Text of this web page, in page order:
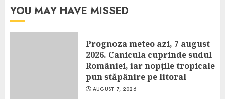
YOU MAY HAVE MISSED
Prognoza meteo azi, 7 august
2026. Canicula cuprinde sudul
României, iar nopțile tropicale
pun stăpânire pe litoral
AUGUST 7, 2026